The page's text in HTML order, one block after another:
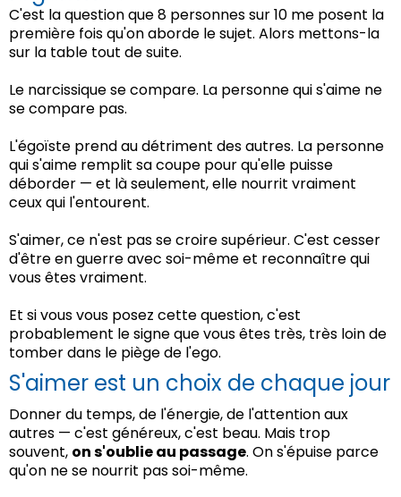
C'est la question que 8 personnes sur 10 me posent la
première fois qu'on aborde le sujet. Alors mettons-la
sur la table tout de suite.
Le narcissique se compare. La personne qui s'aime ne
se compare pas.
L'égoïste prend au détriment des autres. La personne
qui s'aime remplit sa coupe pour qu'elle puisse
déborder — et là seulement, elle nourrit vraiment
ceux qui l'entourent.
S'aimer, ce n'est pas se croire supérieur. C'est cesser
d'être en guerre avec soi-même et reconnaître qui
vous êtes vraiment.
Et si vous vous posez cette question, c'est
probablement le signe que vous êtes très, très loin de
tomber dans le piège de l'ego.
S'aimer est un choix de chaque jour
Donner du temps, de l'énergie, de l'attention aux
autres — c'est généreux, c'est beau. Mais trop
souvent, on s'oublie au passage. On s'épuise parce
qu'on ne se nourrit pas soi-même.